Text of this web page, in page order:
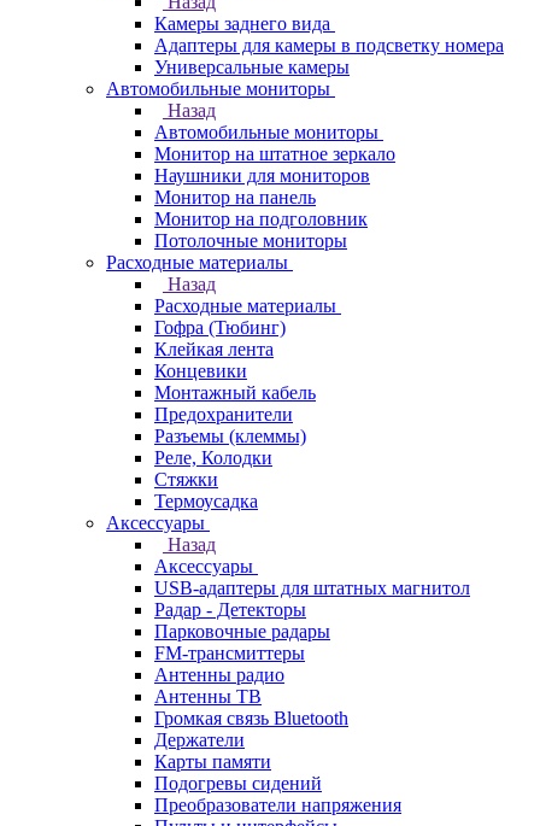
Камеры заднего вида
Адаптеры для камеры в подсветку номера
Универсальные камеры
Автомобильные мониторы
Назад
Автомобильные мониторы
Монитор на штатное зеркало
Наушники для мониторов
Монитор на панель
Монитор на подголовник
Потолочные мониторы
Расходные материалы
Назад
Расходные материалы
Гофра (Тюбинг)
Клейкая лента
Концевики
Монтажный кабель
Предохранители
Разъемы (клеммы)
Реле, Колодки
Стяжки
Термоусадка
Аксессуары
Назад
Аксессуары
USB-адаптеры для штатных магнитол
Радар - Детекторы
Парковочные радары
FM-трансмиттеры
Антенны радио
Антенны ТВ
Громкая связь Bluetooth
Держатели
Карты памяти
Подогревы сидений
Преобразователи напряжения